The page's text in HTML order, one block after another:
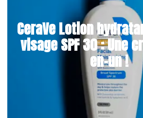
CeraVe Lotion
visage SPF 30 : Une
en-un !